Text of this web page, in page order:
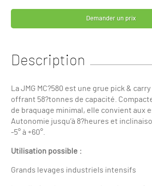
Demander un prix
Description
La JMG MC?580 est une grue pick &
offrant 58?tonnes de capacité.
de braquage minimal, elle convient aux
Autonomie jusqu’à 8?heures et
-5° à +60°.
Utilisation possible :
Grands levages industriels intensifs